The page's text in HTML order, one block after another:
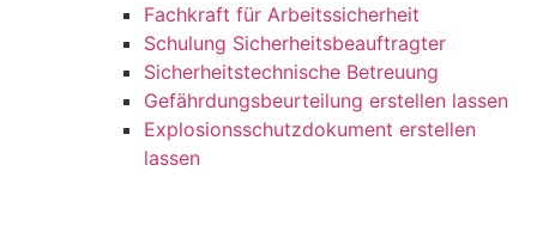
Fachkraft für Arbeitssicherheit
Schulung Sicherheitsbeauftragter
Sicherheitstechnische Betreuung
Gefährdungsbeurteilung erstellen lassen
Explosionsschutzdokument erstellen
lassen